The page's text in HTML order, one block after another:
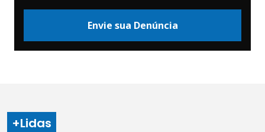
Envie sua Denúncia
+Lidas